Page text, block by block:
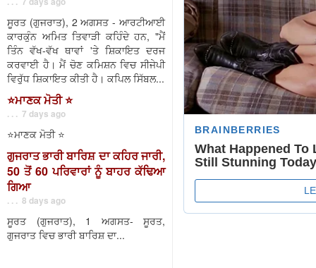
ਸੂਰਤ (ਗੁਜਰਾਤ), 2 ਅਗਸਤ - ਆਰਟੀਆਈ
ਕਾਰਕੁੰਨ ਅਮਿਤ ਤਿਵਾੜੀ ਕਹਿੰਦੇ ਹਨ, "ਮੈਂ
ਤਿੰਨ ਵੱਖ-ਵੱਖ ਥਾਵਾਂ 'ਤੇ ਸ਼ਿਕਾਇਤ ਦਰਜ
ਕਰਵਾਈ ਹੈ। ਮੈਂ ਚੋਣ ਕਮਿਸ਼ਨ ਵਿਚ ਸੀਜੇਪੀ
ਵਿਰੁੱਧ ਸ਼ਿਕਾਇਤ ਕੀਤੀ ਹੈ। ਕਪਿਲ ਸਿੱਬਲ...
⭐️ਮਾਣਕ ਮੋਤੀ ⭐️
. . . 7 days ago
⭐️ਮਾਣਕ ਮੋਤੀ ⭐️
ਗੁਜਰਾਤ ਭਾਰੀ ਬਾਰਿਸ਼ ਦਾ ਕਹਿਰ ਜਾਰੀ,
50 ਤੋਂ 60 ਪਰਿਵਾਰਾਂ ਨੂੰ ਬਾਹਰ ਕੱਢਿਆ
ਗਿਆ
. . . 8 days ago
ਸੂਰਤ (ਗੁਜਰਾਤ), 1 ਅਗਸਤ- ਸੂਰਤ,
ਗੁਜਰਾਤ ਵਿਚ ਭਾਰੀ ਬਾਰਿਸ਼ ਦਾ...